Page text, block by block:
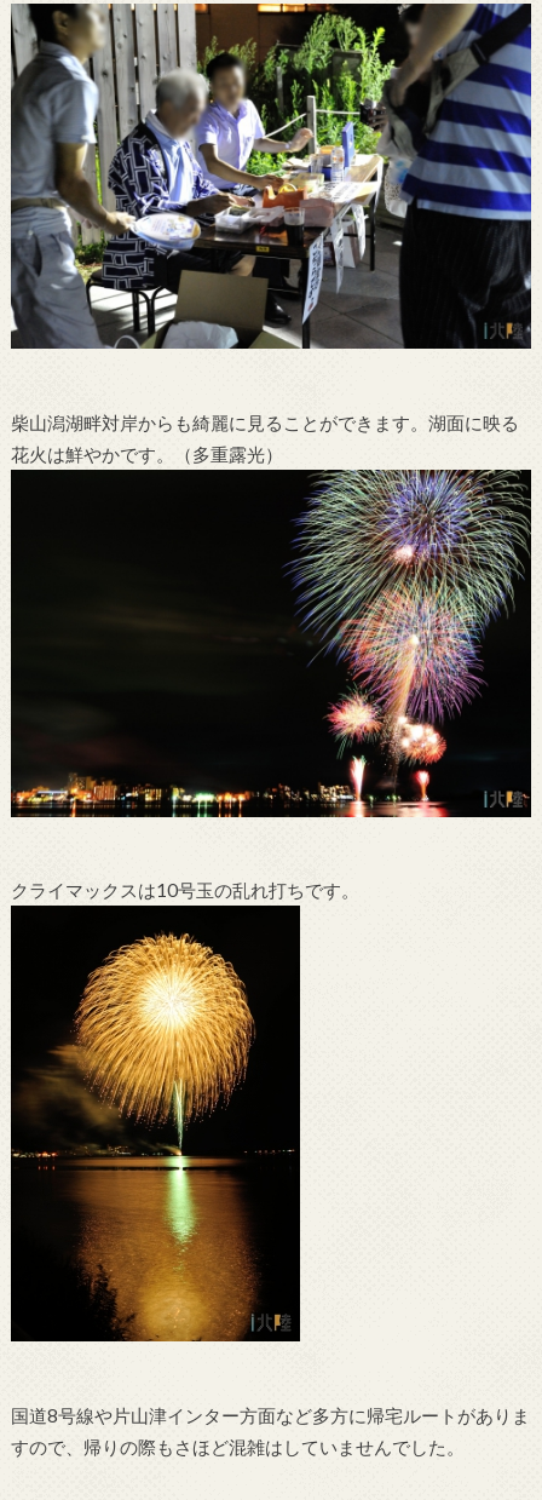
柴山潟湖畔対岸からも綺麗に見ることができます。湖面に映る
花火は鮮やかです。（多重露光）
クライマックスは10号玉の乱れ打ちです。
国道8号線や片山津インター方面など多方に帰宅ルートがありま
すので、帰りの際もさほど混雑はしていませんでした。